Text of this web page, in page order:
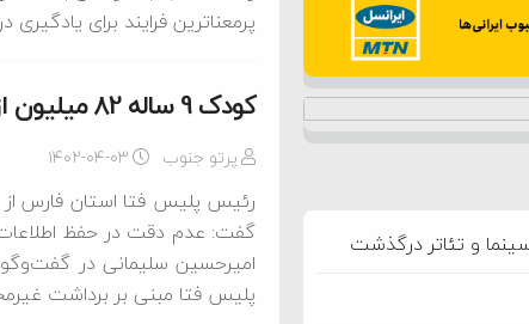
پرمعناترین فرایند برای
کودک 9 ساله 82 میلیون از کارت بانکی مادرش خرج بازی آنلاین کرد
پرتو جنوب ۱۴۰۲-۰۴-۰۳
رئیس پلیس فتا استان فارس از
گفت: عدم دقت در حفظ اطلاعات
پلیس فتا مبنی بر برداشت غیرمجاز 82 میلیون ریال از حساب بانکی‌اش در روزهای متوالی، موضوع در
و تئاتر درگذشت